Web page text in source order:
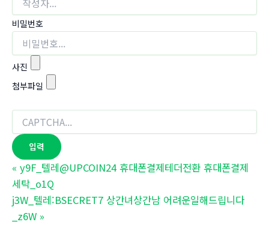
비밀번호
사진
첨부파일
« y9F_텔레@UPCOIN24 휴대폰결제테더전환 휴대폰결제
세탁_o1Q
j3W_텔레:BSECRET7 상간녀상간남 어려운일해드립니다
_z6W »